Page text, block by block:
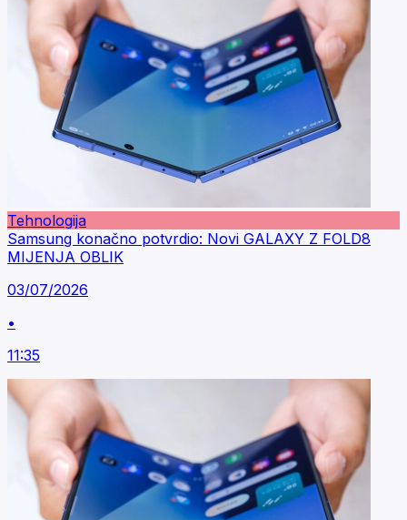
Tehnologija
Samsung konačno potvrdio: Novi GALAXY Z FOLD8
MIJENJA OBLIK
03/07/2026
•
11:35